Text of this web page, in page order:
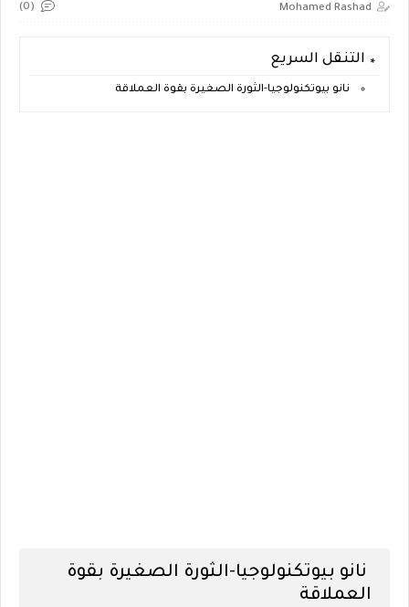
Mohamed Rashad
(0)
التنقل السريع
نانو بيوتكنولوجيا-الثورة الصغيرة بقوة العملاقة
نانو بيوتكنولوجيا-الثورة الصغيرة بقوة
العملاقة